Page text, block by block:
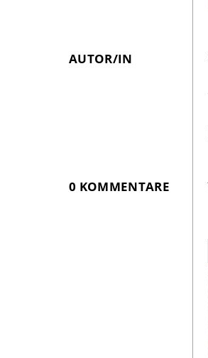
Überschrift
AUTOR/IN
0 KOMMENTARE